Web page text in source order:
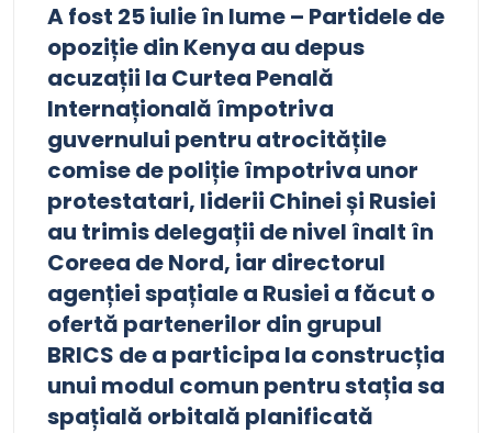
A fost 25 iulie în lume – Partidele de
opoziție din Kenya au depus
acuzații la Curtea Penală
Internațională împotriva
guvernului pentru atrocitățile
comise de poliție împotriva unor
protestatari, liderii Chinei și Rusiei
au trimis delegații de nivel înalt în
Coreea de Nord, iar directorul
agenției spațiale a Rusiei a făcut o
ofertă partenerilor din grupul
BRICS de a participa la construcția
unui modul comun pentru stația sa
spațială orbitală planificată